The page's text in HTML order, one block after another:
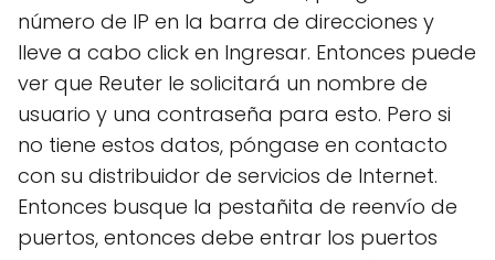
número de IP en la barra de direcciones y
lleve a cabo click en Ingresar. Entonces puede
ver que Reuter le solicitará un nombre de
usuario y una contraseña para esto. Pero si
no tiene estos datos, póngase en contacto
con su distribuidor de servicios de Internet.
Entonces busque la pestañita de reenvío de
puertos, entonces debe entrar los puertos